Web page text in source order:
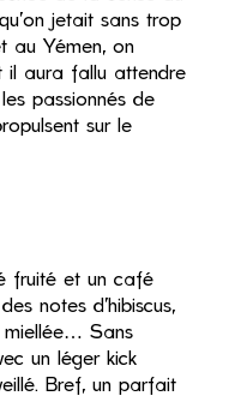
jetait sans trop
au Yémen, on
il aura fallu attendre
passionnés de
sur le
fruité et un café
notes d’hibiscus,
miellée… Sans
un léger kick
Bref, un parfait